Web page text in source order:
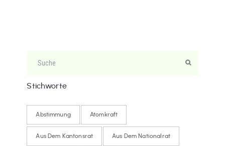
Stichworte
Abstimmung Atomkraft
Aus Dem Kantonsrat Aus Dem Nationalrat